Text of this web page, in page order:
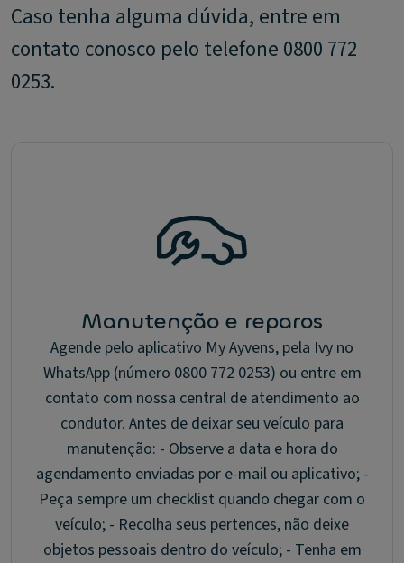
Caso tenha alguma dúvida, entre em
contato conosco pelo telefone 0800 772
0253.
Manutenção e reparos
Agende pelo aplicativo My Ayvens, pela Ivy no
WhatsApp (número 0800 772 0253) ou entre em
contato com nossa central de atendimento ao
condutor. Antes de deixar seu veículo para
manutenção: - Observe a data e hora do
agendamento enviadas por e-mail ou aplicativo; -
Peça sempre um checklist quando chegar com o
veículo; - Recolha seus pertences, não deixe
objetos pessoais dentro do veículo; - Tenha em